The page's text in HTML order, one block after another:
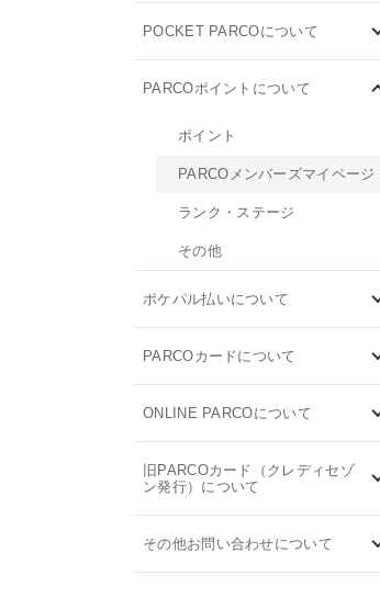
POCKET PARCOについて
PARCOポイントについて
ポイント
PARCOメンバーズマイページ
ランク・ステージ
その他
ポケパル払いについて
PARCOカードについて
ONLINE PARCOについて
旧PARCOカード（クレディセゾ
ン発行）について
その他お問い合わせについて